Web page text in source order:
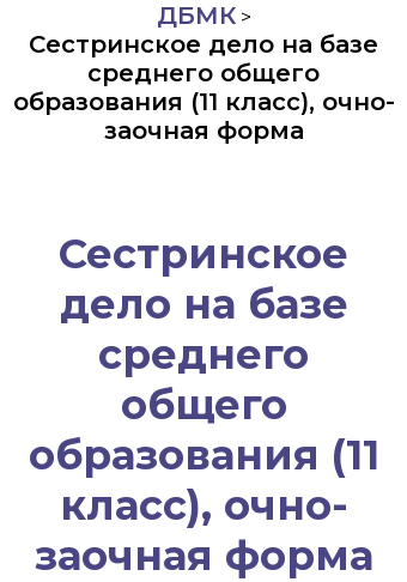
ДБМК>
Сестринское дело на базе
среднего общего
образования (11 класс), очно-
заочная форма
Сестринское
дело на базе
среднего
общего
образования (11
класс), очно-
заочная форма